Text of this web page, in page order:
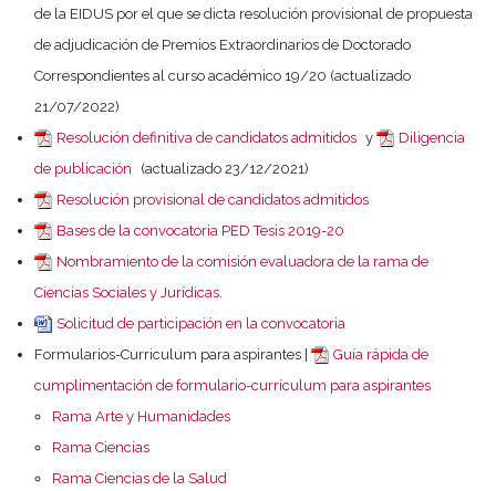
de la EIDUS por el que se dicta resolución provisional de propuesta
de adjudicación de Premios Extraordinarios de Doctorado
Correspondientes al curso académico 19/20 (actualizado
21/07/2022)
Resolución definitiva de candidatos admitidos y
Diligencia
de publicación
(actualizado 23/12/2021)
Resolución provisional de candidatos admitidos
Bases de la convocatoria PED Tesis 2019-20
Nombramiento de la comisión evaluadora de la rama de
Ciencias Sociales y Jurídicas.
Solicitud de participación en la convocatoria
Formularios-Curriculum para aspirantes |
Guía rápida de
cumplimentación de formulario-currículum para aspirantes
Rama Arte y Humanidades
Rama Ciencias
Rama Ciencias de la Salud